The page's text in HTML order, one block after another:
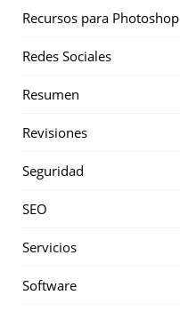
Recursos para Photoshop
Redes Sociales
Resumen
Revisiones
Seguridad
SEO
Servicios
Software